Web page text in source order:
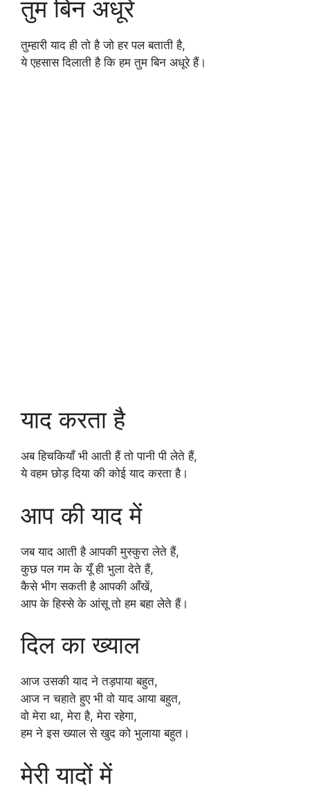
तुम बिन अधूरे
तुम्हारी याद ही तो है जो हर पल बताती है,
ये एहसास दिलाती है कि हम तुम बिन अधूरे हैं।
याद करता है
अब हिचकियाँ भी आती हैं तो पानी पी लेते हैं,
ये वहम छोड़ दिया की कोई याद करता है।
आप की याद में
जब याद आती है आपकी मुस्कुरा लेते हैं,
कुछ पल गम के यूँ ही भुला देते हैं,
कैसे भीग सकती है आपकी आँखें,
आप के हिस्से के आंसू तो हम बहा लेते हैं।
दिल का ख्याल
आज उसकी याद ने तड़पाया बहुत,
आज न चहाते हुए भी वो याद आया बहुत,
वो मेरा था, मेरा है, मेरा रहेगा,
हम ने इस ख्याल से खुद को भुलाया बहुत।
मेरी यादों में